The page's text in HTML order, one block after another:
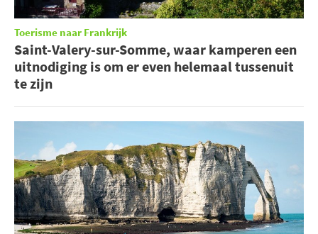
Toerisme naar Frankrijk
Saint-Valery-sur-Somme, waar kamperen een
uitnodiging is om er even helemaal tussenuit
te zijn